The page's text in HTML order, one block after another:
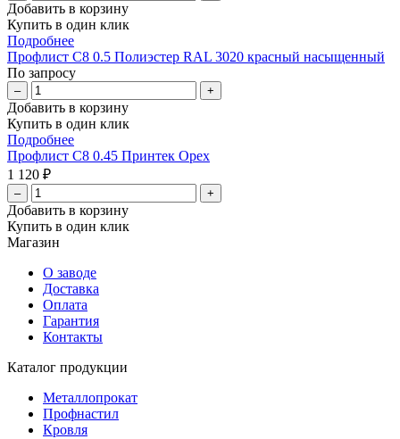
Добавить в корзину
Купить в один клик
Подробнее
Профлист С8 0.5 Полиэстер RAL 3020 красный насыщенный
По запросу
– +
Добавить в корзину
Купить в один клик
Подробнее
Профлист С8 0.45 Принтек Орех
1 120 ₽
– +
Добавить в корзину
Купить в один клик
Магазин
О заводе
Доставка
Оплата
Гарантия
Контакты
Каталог продукции
Металлопрокат
Профнастил
Кровля